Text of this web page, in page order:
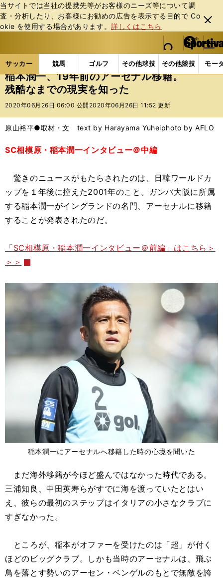
当サイトでは当社の提携先等がお客様のニーズ等について調
査・分析したり、お客様にお勧めの広告を表⽰する⽬的で Co
okie を使⽤する場合があります。詳しくはこちら
閉じ
る
web Sportiva (webスポルティーバ)
検索
マイペ
ー
ジ
メニュ
サッカー 競馬 ゴルフ その他球技 その他競技 モー
ス
ポ
ル
バ
サッカーの記事一覧 Jリーグ他 Jリーグ 稲本潤
稲本潤一、19年前のアーセナル移籍。
残酷なまでの現実を知った
2020年06月26日 06:00 公開 2020年06月26日 11:52 更新
原山裕平●取材・文 text by Harayama Yuheiphoto by AFLO
SC相模原・稲本潤一インタビュー＠中編
驚きのニュースがもたらされたのは、日韓ワールドカ
ップを１年後に控えた2001年のこと。ガンバ大阪に所属
する稲本潤一がイングランドの名門、アーセナルに移籍
することが発表されたのだ。
「SC相模原・稲本潤一インタビュー＠前編」はこちら＞
＞＞
稲本潤一にアーセナルへ移籍した時の心境を聞いた
まだ海外移籍が今ほど盛んではなかった時代である。
三浦知良、中田英寿らがすでに海を渡っていたとはい
え、彼らの最初のステップはイタリアの小さなクラブに
すぎなかった。
ところが、稲本がオファーを受けたのは「超」が付く
ほどのビッグクラブ。しかも当時のアーセナルは、飛ぶ
鳥を落とす勢いのアーセン・ベンゲルのもとで無敵を誇